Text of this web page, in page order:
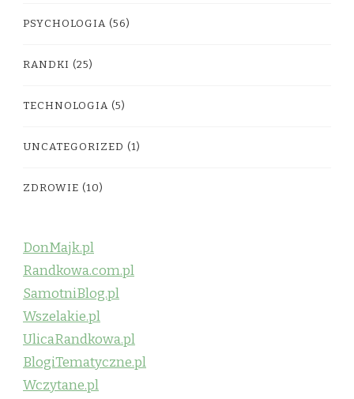
PSYCHOLOGIA (56)
RANDKI (25)
TECHNOLOGIA (5)
UNCATEGORIZED (1)
ZDROWIE (10)
DonMajk.pl
Randkowa.com.pl
SamotniBlog.pl
Wszelakie.pl
UlicaRandkowa.pl
BlogiTematyczne.pl
Wczytane.pl